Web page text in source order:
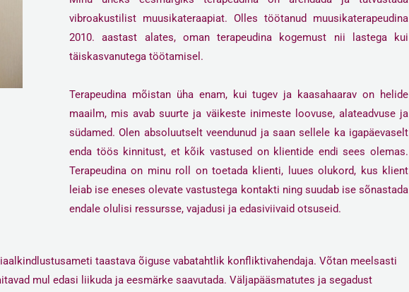
vibroakustilist muusikateraapiat. Olles töötanud muusikaterapeudina
2010. aastast alates, oman terapeudina kogemust nii lastega kui
täiskasvanutega töötamisel.
Terapeudina mõistan üha enam, kui tugev ja kaasahaarav on helide
maailm, mis avab suurte ja väikeste inimeste loovuse, alateadvuse ja
südamed. Olen absoluutselt veendunud ja saan sellele ka igapäevaselt
enda töös kinnitust, et kõik vastused on klientide endi sees olemas.
Terapeudina on minu roll on toetada klienti, luues olukord, kus klient
leiab ise eneses olevate vastustega kontakti ning suudab ise sõnastada
endale olulisi ressursse, vajadusi ja edasiviivaid otsuseid.
taastava õiguse vabatahtlik konfliktivahendaja. Võtan meelsasti
mul edasi liikuda ja eesmärke saavutada. Väljapääsmatutes ja segadust